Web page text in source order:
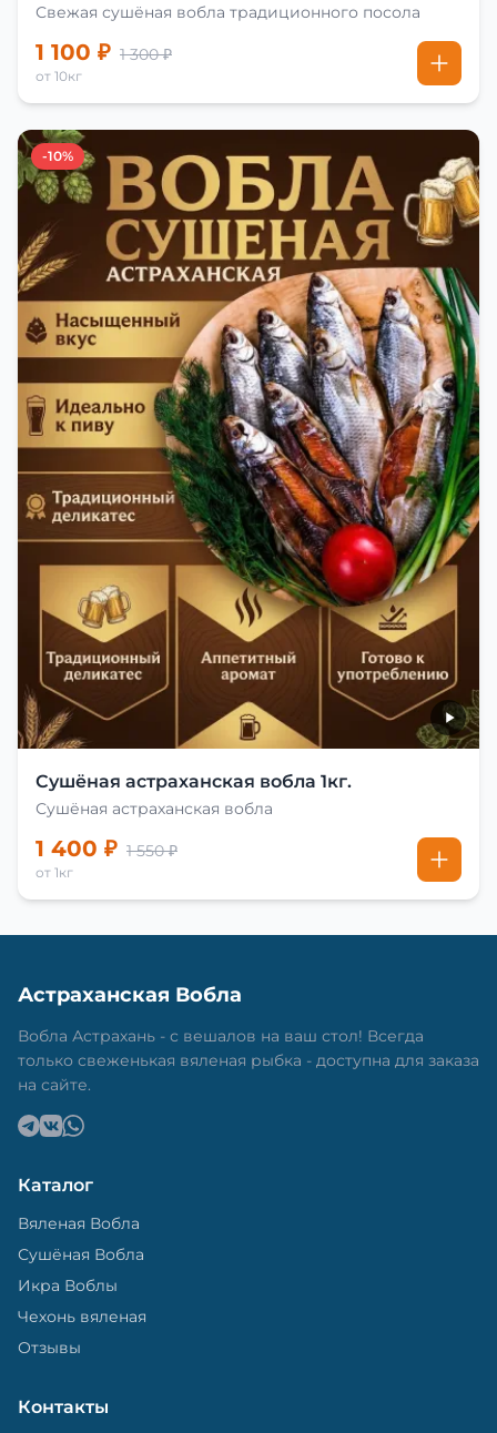
Свежая сушёная вобла традиционного посола
1 100 ₽ 1 300 ₽
от 10кг
-10%
Сушёная астраханская вобла 1кг.
Сушёная астраханская вобла
1 400 ₽ 1 550 ₽
от 1кг
Астраханская Вобла
Вобла Астрахань - с вешалов на ваш стол! Всегда
только свеженькая вяленая рыбка - доступна для заказа
на сайте.
Каталог
Вяленая Вобла
Сушёная Вобла
Икра Воблы
Чехонь вяленая
Отзывы
Контакты